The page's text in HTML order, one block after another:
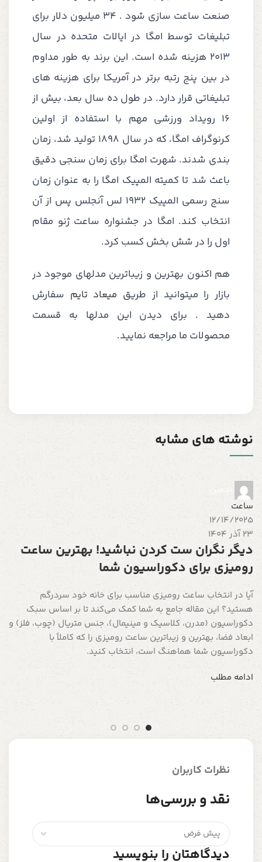
صنعت ساعت سازی شود .
34 میلیون دلار برای
تبلیغات توسط امگا در ایالات متحده در سال
2013 هزینه شده است. این برند به طور مداوم
در بین پنج رتبه برتر در آمریکا برای هزینه های
تبلیغاتی قرار دارد. در طول ده سال بعد، بیش از
16 رویداد ورزشی مهم با استفاده از اولین
کرنوگراف امگا، که در سال 1898 تولید شد، زمان
بندی شدند. شهرت امگا برای زمان سنجی دقیق
باعث شد تا کمیته المپیک امگا را به عنوان زمان
سنج رسمی المپیک 1932 لس آنجلس پس از آن
انتخاب کند. امگا در جشنواره ساعت ژنو مقام
اول را در شش بخش کسب کرد.
هم اکنون بهترین و زیباترین مدلهای موجود در
بازار را میتوانید از طریق میعاد تایم سفارش
دهید . برای دیدن این مدلها به قسمت
محصولات ما مراجعه نمایید.
نوشته های مشابه
ادمین
ساعت
12/14/2025
23 آذر 1404
دیگر نگران ست کردن نباشید! بهترین ساعت
رومیزی برای دکوراسیون شما
آیا در انتخاب ساعت رومیزی مناسب برای خانه خود سردرگم
هستید؟ این مقاله جامع به شما کمک می‌کند تا بر اساس سبک
دکوراسیون (مدرن، کلاسیک و مینیمال)، جنس متریال (چوب، فلز) و
ابعاد فضا، بهترین و زیباترین ساعت رومیزی را که کاملاً با
دکوراسیون شما هماهنگ است، انتخاب کنید.
ادامه مطلب
نظرات کاربران
نقد و بررسی‌ها
دیدگاهتان را بنویسید